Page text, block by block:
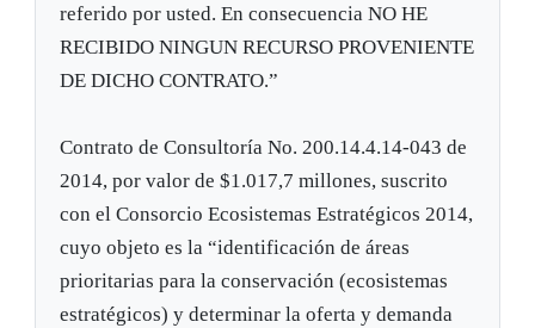
referido por usted. En consecuencia NO HE
RECIBIDO NINGUN RECURSO PROVENIENTE
DE DICHO CONTRATO.”
Contrato de Consultoría No. 200.14.4.14-043 de
2014, por valor de $1.017,7 millones, suscrito
con el Consorcio Ecosistemas Estratégicos 2014,
cuyo objeto es la “identificación de áreas
prioritarias para la conservación (ecosistemas
estratégicos) y determinar la oferta y demanda